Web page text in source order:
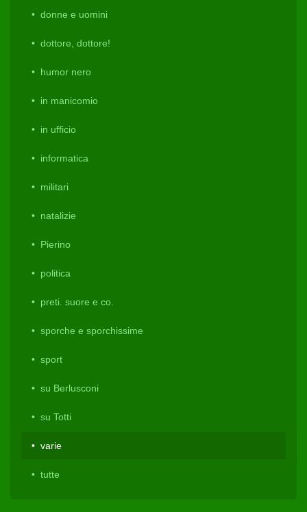
donne e uomini
dottore, dottore!
humor nero
in manicomio
in ufficio
informatica
militari
natalizie
Pierino
politica
preti. suore e co.
sporche e sporchissime
sport
su Berlusconi
su Totti
varie
tutte